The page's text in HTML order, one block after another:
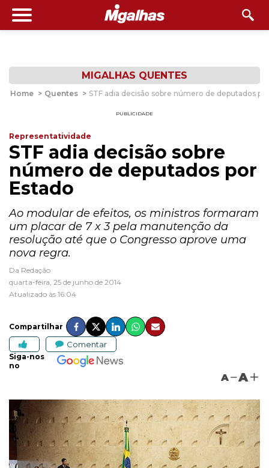
MIGALHAS QUENTES
Home > Quentes > STF adia decisão sobre número de deputados
PUBLICIDADE
Representatividade
STF adia decisão sobre
número de deputados por
Estado
Ao modular de efeitos, os ministros formaram
um placar de 7 x 3 pela manutenção da
resolução até que o Congresso aprove uma
nova regra.
Da Redação
quarta-feira, 25 de junho de 2014
Atualizado às 16:04
Compartilhar
Comentar
Siga-nos
no
A A